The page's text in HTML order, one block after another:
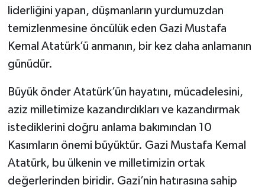
liderliğini yapan, düşmanların yurdumuzdan
temizlenmesine öncülük eden Gazi Mustafa
Kemal Atatürk’ü anmanın, bir kez daha anlamanın
günüdür.
Büyük önder Atatürk’ün hayatını, mücadelesini,
aziz milletimize kazandırdıkları ve kazandırmak
istediklerini doğru anlama bakımından 10
Kasımların önemi büyüktür. Gazi Mustafa Kemal
Atatürk, bu ülkenin ve milletimizin ortak
değerlerinden biridir. Gazi’nin hatırasına sahip